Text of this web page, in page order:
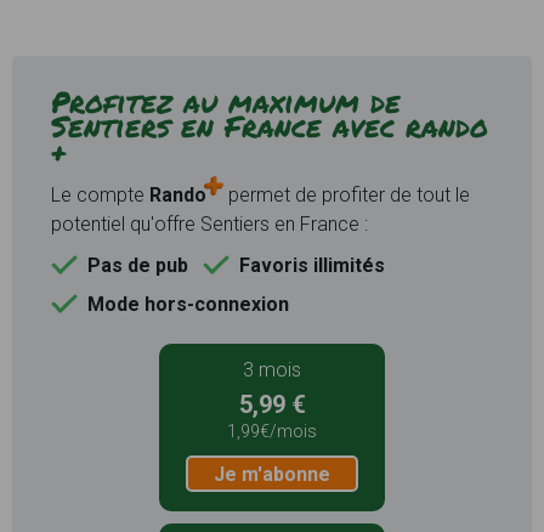
Profitez au maximum de
Sentiers en France avec rando
+
Le compte Rando
permet de profiter de tout le
potentiel qu'offre Sentiers en France :
Pas de pub
Favoris illimités
Mode hors-connexion
3 mois
5,99 €
1,99€/mois
Je m'abonne